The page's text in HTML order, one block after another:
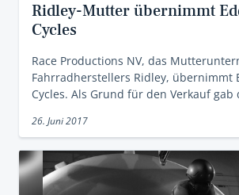
Ridley-Mutter übernimmt
Cycles
Race Productions NV, das
Fahrradherstellers Ridley, übernimmt
Cycles. Als Grund für den Verkauf gab
26. Juni 2017